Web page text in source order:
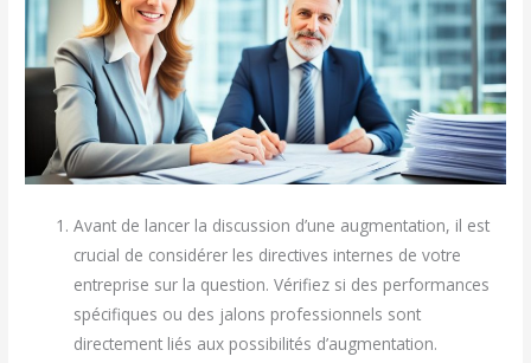
Avant de lancer la discussion d’une augmentation, il est
crucial de considérer les directives internes de votre
entreprise sur la question. Vérifiez si des performances
spécifiques ou des jalons professionnels sont
directement liés aux possibilités d’augmentation.